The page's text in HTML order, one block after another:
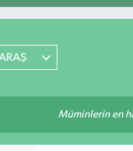
Müminlerin en